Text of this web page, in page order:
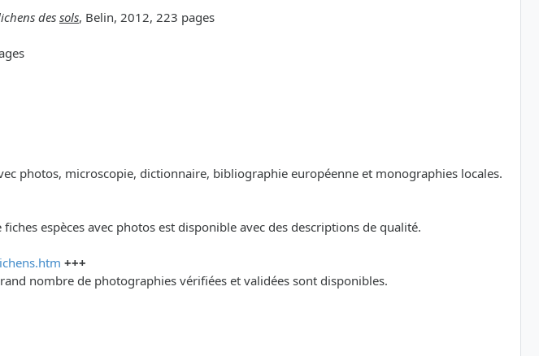
dessols, Belin, 2012, 223 pages
photos, microscopie, dictionnaire, bibliographie européenne et monographies locales.
espèces avec photos est disponible avec des descriptions de qualité.
+++
nombre de photographies vérifiées et validées sont disponibles.